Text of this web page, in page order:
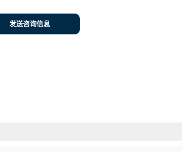
发送咨询信息